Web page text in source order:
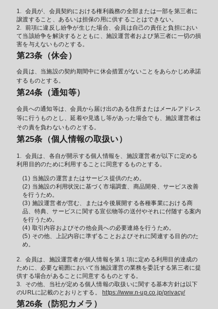
会員が、会員契約における権利義務の全部または一部を第三者に
譲渡すること、あるいは担保の用に供することはできない。
前項に違反し紛争が生じた場合、会員は自己の責任と負担におい
て当該紛争を解決するとともに、施設運営者および第三者に一切の損
害を与えないものとする。
第23条（休会）
会員は、当施設の契約期間中に休会措置がないことをあらかじめ承諾
するものとする。
第24条（通知等）
会員への通知等は、会員から届け出のある住所またはメールアドレス
等に行うものとし、延着や見逃し等があった場合でも、施設運営者は
その責を負わないものとする。
第25条（個人情報の取扱い）
会員は、各自が開示する個人情報を、施設運営者が以下に定める
利用目的のために利用することに同意するものとする。
当施設の運営またはサービス提供のため。
当施設の利用状況に基づく市場調査、商品開発、サービス改善
を行うため。
施設運営者が営む、または今後展開する各種事業における商
品、特典、サービスに関する宣伝物等の送付やそれに付随する案内
を行うため。
取引内容およびその他会員への必要連絡を行うため。
その他、上記内容に準ずることおよびそれに関連する目的のた
め。
会員は、施設運営者が個人情報を第１項に定める利用目的達成の
ために、必要な範囲において当施設運営の業務を委託する第三者に提
供する場合があることに同意するものとする。
その他、当社が定める個人情報の取扱いに関する基本方針は以下
のURLに記載のとおりとする。
https://www.n-up.co.jp/privacy/
第26条（防犯カメラ）